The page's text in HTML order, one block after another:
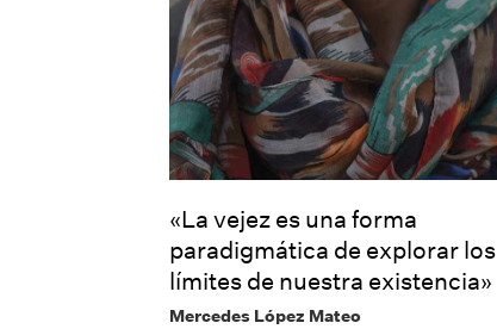
«La vejez es una forma
paradigmática de explorar los
límites de nuestra existencia»
Mercedes López Mateo